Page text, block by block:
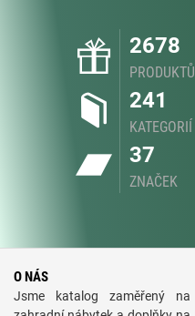
2678
PRODUKTŮ
241
KATEGORIÍ
37
ZNAČEK
O NÁS
Jsme katalog zaměřený na